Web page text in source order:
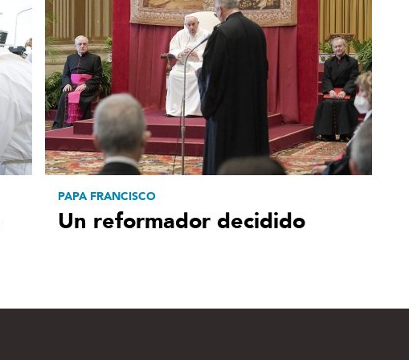
PAPA FRANCISCO
Un reformador decidido